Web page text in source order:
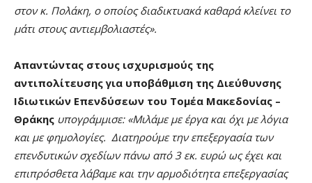
στον κ. Πολάκη, ο οποίος διαδικτυακά καθαρά κλείνει το
μάτι στους αντιεμβολιαστές».
Απαντώντας στους ισχυρισμούς της
αντιπολίτευσης για υποβάθμιση της Διεύθυνσης
Ιδιωτικών Επενδύσεων του Τομέα Μακεδονίας –
Θράκης υπογράμμισε: «Μιλάμε με έργα και όχι με λόγια
και με φημολογίες. Διατηρούμε την επεξεργασία των
επενδυτικών σχεδίων πάνω από 3 εκ. ευρώ ως έχει και
επιπρόσθετα λάβαμε και την αρμοδιότητα επεξεργασίας